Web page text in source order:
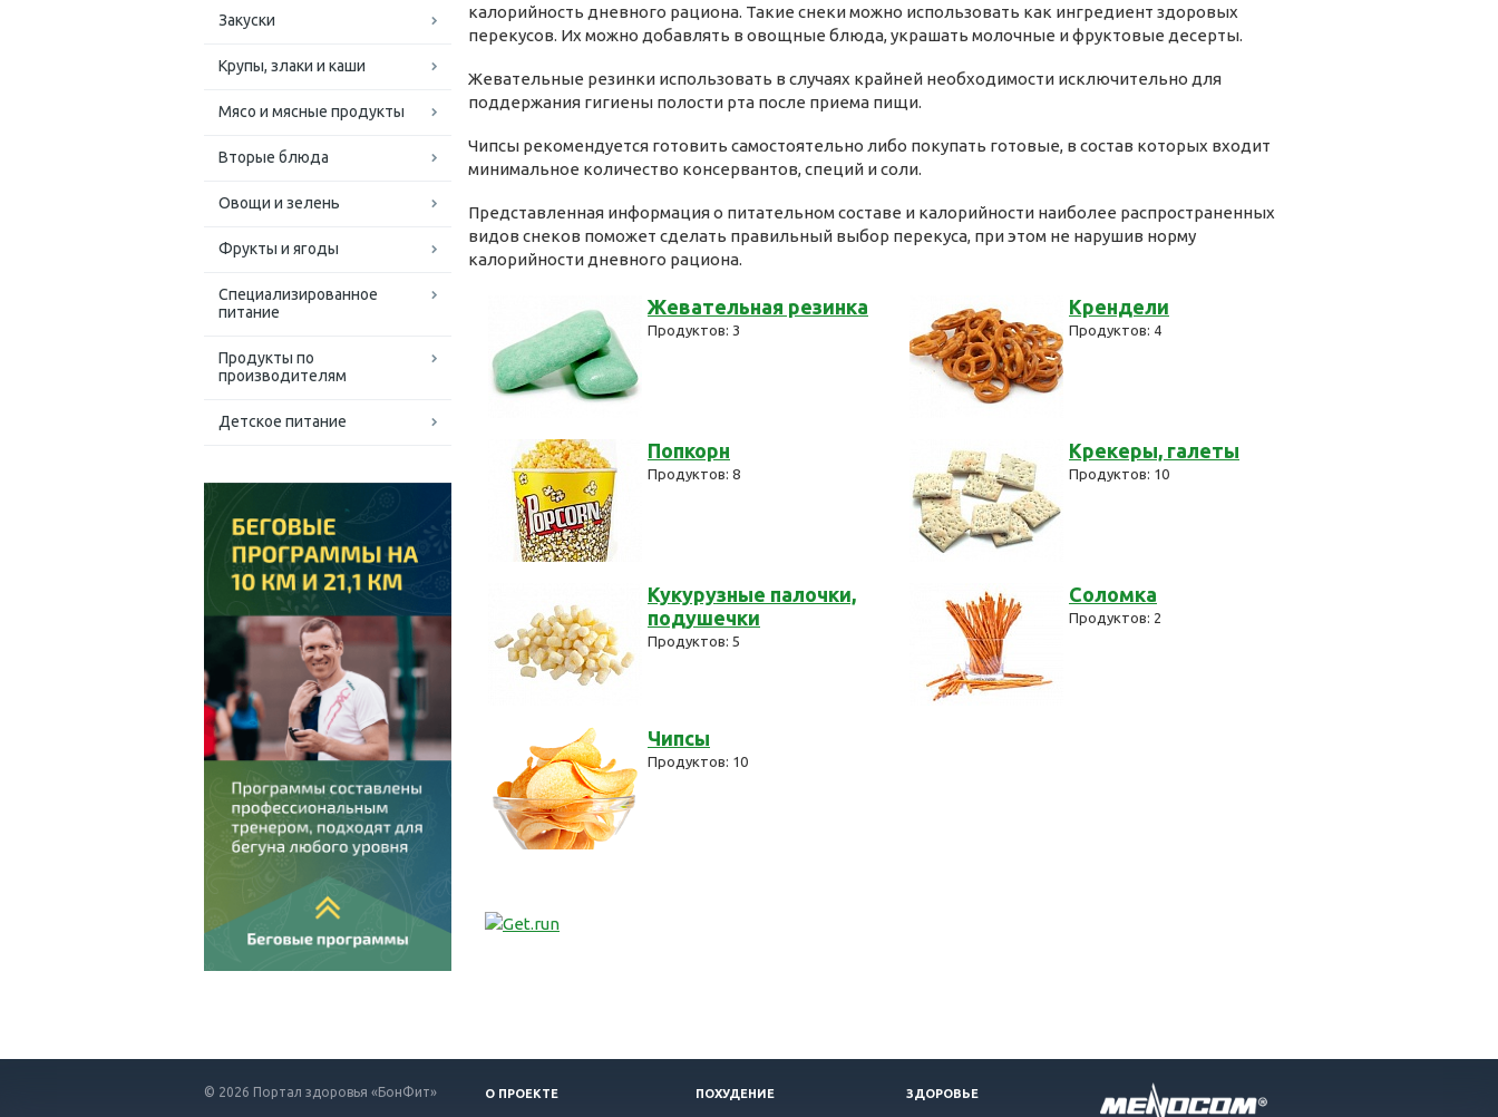
Закуски
Крупы, злаки и каши
Мясо и мясные продукты
Вторые блюда
Овощи и зелень
Фрукты и ягоды
Специализированное
питание
Продукты по
производителям
Детское питание
калорийность дневного рациона. Такие снеки можно использовать как ингредиент здоровых
перекусов. Их можно добавлять в овощные блюда, украшать молочные и фруктовые десерты.
Жевательные резинки использовать в случаях крайней необходимости исключительно для
поддержания гигиены полости рта после приема пищи.
Чипсы рекомендуется готовить самостоятельно либо покупать готовые, в состав которых входит
минимальное количество консервантов, специй и соли.
Представленная информация о питательном составе и калорийности наиболее распространенных
видов снеков поможет сделать правильный выбор перекуса, при этом не нарушив норму
калорийности дневного рациона.
Жевательная резинка
Продуктов: 3
Крендели
Продуктов: 4
Попкорн
Продуктов: 8
Крекеры, галеты
Продуктов: 10
Кукурузные палочки,
подушечки
Продуктов: 5
Соломка
Продуктов: 2
Чипсы
Продуктов: 10
© 2026 Портал здоровья «БонФит» О ПРОЕКТЕ ПОХУДЕНИЕ ЗДОРОВЬЕ